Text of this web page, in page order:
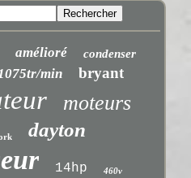
amélioré condenser
min bryant
moteurs
dayton
14hp 460v